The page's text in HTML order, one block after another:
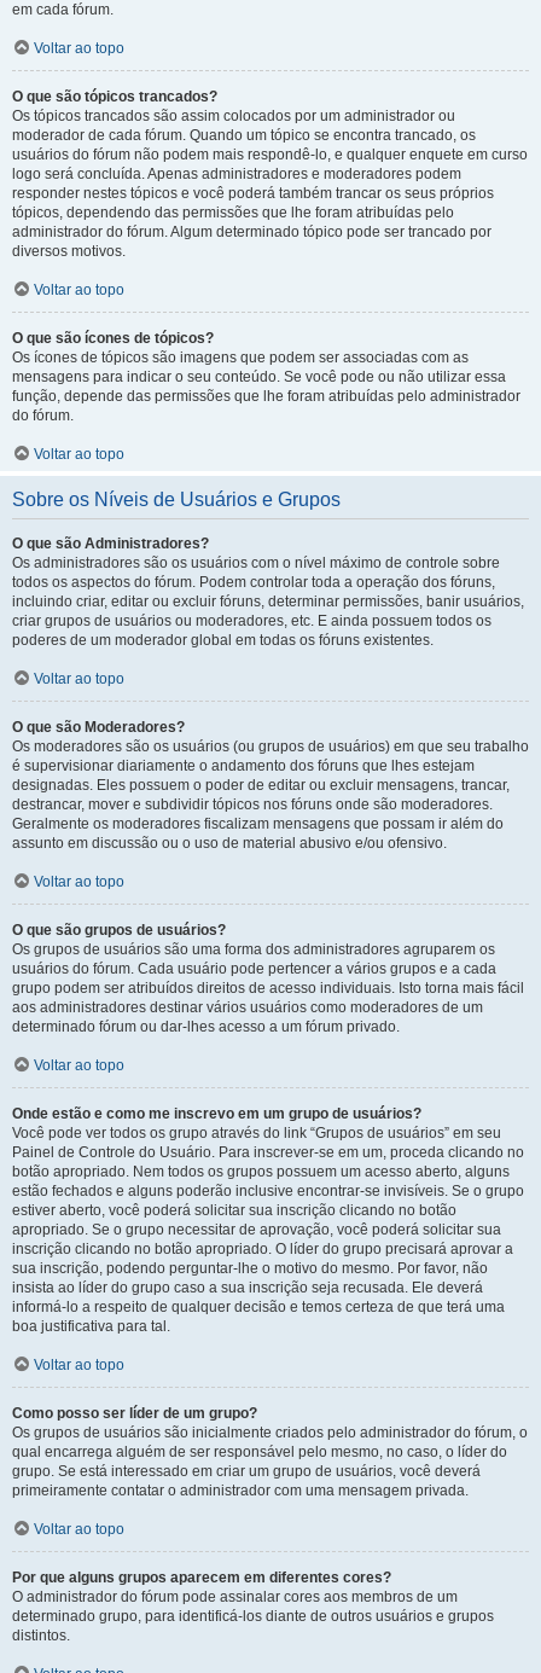
em cada fórum.
Voltar ao topo
O que são tópicos trancados?
Os tópicos trancados são assim colocados por um administrador ou
moderador de cada fórum. Quando um tópico se encontra trancado, os
usuários do fórum não podem mais respondê-lo, e qualquer enquete em curso
logo será concluída. Apenas administradores e moderadores podem
responder nestes tópicos e você poderá também trancar os seus próprios
tópicos, dependendo das permissões que lhe foram atribuídas pelo
administrador do fórum. Algum determinado tópico pode ser trancado por
diversos motivos.
Voltar ao topo
O que são ícones de tópicos?
Os ícones de tópicos são imagens que podem ser associadas com as
mensagens para indicar o seu conteúdo. Se você pode ou não utilizar essa
função, depende das permissões que lhe foram atribuídas pelo administrador
do fórum.
Voltar ao topo
Sobre os Níveis de Usuários e Grupos
O que são Administradores?
Os administradores são os usuários com o nível máximo de controle sobre
todos os aspectos do fórum. Podem controlar toda a operação dos fóruns,
incluindo criar, editar ou excluir fóruns, determinar permissões, banir usuários,
criar grupos de usuários ou moderadores, etc. E ainda possuem todos os
poderes de um moderador global em todas os fóruns existentes.
Voltar ao topo
O que são Moderadores?
Os moderadores são os usuários (ou grupos de usuários) em que seu trabalho
é supervisionar diariamente o andamento dos fóruns que lhes estejam
designadas. Eles possuem o poder de editar ou excluir mensagens, trancar,
destrancar, mover e subdividir tópicos nos fóruns onde são moderadores.
Geralmente os moderadores fiscalizam mensagens que possam ir além do
assunto em discussão ou o uso de material abusivo e/ou ofensivo.
Voltar ao topo
O que são grupos de usuários?
Os grupos de usuários são uma forma dos administradores agruparem os
usuários do fórum. Cada usuário pode pertencer a vários grupos e a cada
grupo podem ser atribuídos direitos de acesso individuais. Isto torna mais fácil
aos administradores destinar vários usuários como moderadores de um
determinado fórum ou dar-lhes acesso a um fórum privado.
Voltar ao topo
Onde estão e como me inscrevo em um grupo de usuários?
Você pode ver todos os grupo através do link “Grupos de usuários” em seu
Painel de Controle do Usuário. Para inscrever-se em um, proceda clicando no
botão apropriado. Nem todos os grupos possuem um acesso aberto, alguns
estão fechados e alguns poderão inclusive encontrar-se invisíveis. Se o grupo
estiver aberto, você poderá solicitar sua inscrição clicando no botão
apropriado. Se o grupo necessitar de aprovação, você poderá solicitar sua
inscrição clicando no botão apropriado. O líder do grupo precisará aprovar a
sua inscrição, podendo perguntar-lhe o motivo do mesmo. Por favor, não
insista ao líder do grupo caso a sua inscrição seja recusada. Ele deverá
informá-lo a respeito de qualquer decisão e temos certeza de que terá uma
boa justificativa para tal.
Voltar ao topo
Como posso ser líder de um grupo?
Os grupos de usuários são inicialmente criados pelo administrador do fórum, o
qual encarrega alguém de ser responsável pelo mesmo, no caso, o líder do
grupo. Se está interessado em criar um grupo de usuários, você deverá
primeiramente contatar o administrador com uma mensagem privada.
Voltar ao topo
Por que alguns grupos aparecem em diferentes cores?
O administrador do fórum pode assinalar cores aos membros de um
determinado grupo, para identificá-los diante de outros usuários e grupos
distintos.